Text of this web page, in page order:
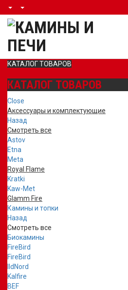
КАТАЛОГ ТОВАРОВ
КАТАЛОГ ТОВАРОВ
Close
Аксессуары и комплектующие
Назад
Смотреть все
Astov
Etna
Meta
Royal Flame
Kratki
Kaw-Met
Glamm Fire
Камины и топки
Назад
Смотреть все
Биокамины
FireBird
FireBird
IldNord
Kalfire
BEF